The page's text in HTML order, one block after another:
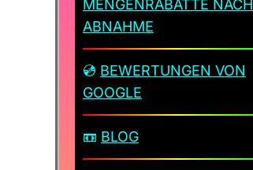
MENGENRABATTE NACH
ABNAHME
💿 BEWERTUNGEN VON
GOOGLE
📼 BLOG